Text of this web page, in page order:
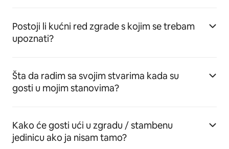
Postoji li kućni red zgrade s kojim se trebam
upoznati?
Šta da radim sa svojim stvarima kada su
gosti u mojim stanovima?
Kako će gosti ući u zgradu / stambenu
jedinicu ako ja nisam tamo?